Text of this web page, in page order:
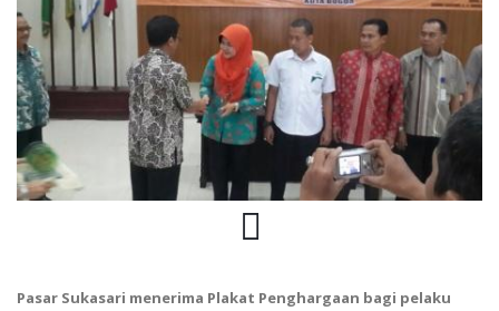
Pasar Sukasari menerima Plakat Penghargaan bagi pelaku